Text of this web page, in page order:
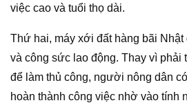
việc cao và tuổi thọ dài.
Thứ hai, máy xới đất hàng bãi
và công sức lao động. Thay vì phải
để làm thủ công, người nông dân
hoàn thành công việc nhờ vào tính